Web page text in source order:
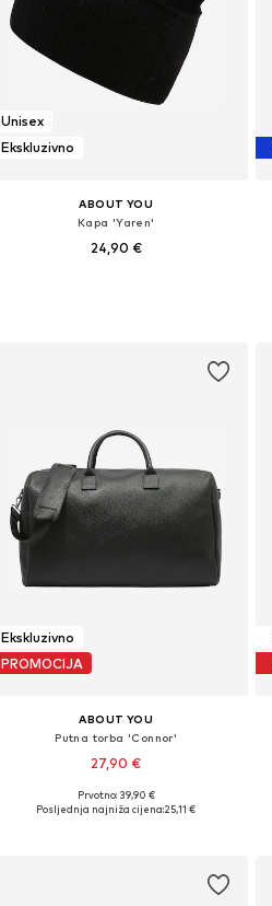
Unisex
Ekskluzivno
ABOUT YOU
Kapa 'Yaren'
24,90 €
Ekskluzivno
PROMOCIJA
ABOUT YOU
Putna torba 'Connor'
27,90 €
Dostupne veličine: One Size
Prvotno: 39,90 €
Posljednja najniža cijena:25,11 €